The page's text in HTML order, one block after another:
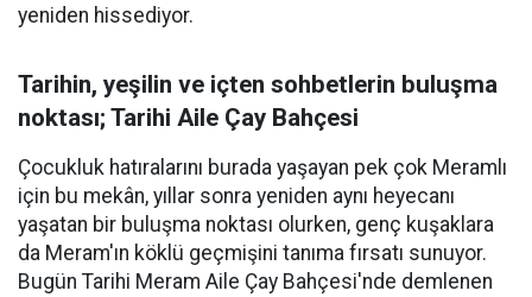
yeniden hissediyor.
Tarihin, yeşilin ve içten sohbetlerin buluşma
noktası; Tarihi Aile Çay Bahçesi
Çocukluk hatıralarını burada yaşayan pek çok Meramlı
için bu mekân, yıllar sonra yeniden aynı heyecanı
yaşatan bir buluşma noktası olurken, genç kuşaklara
da Meram'ın köklü geçmişini tanıma fırsatı sunuyor.
Bugün Tarihi Meram Aile Çay Bahçesi'nde demlenen